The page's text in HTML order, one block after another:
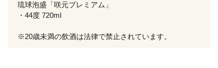
琉球泡盛「咲元プレミアム」
・44度 720ml
※20歳未満の飲酒は法律で禁止されています。